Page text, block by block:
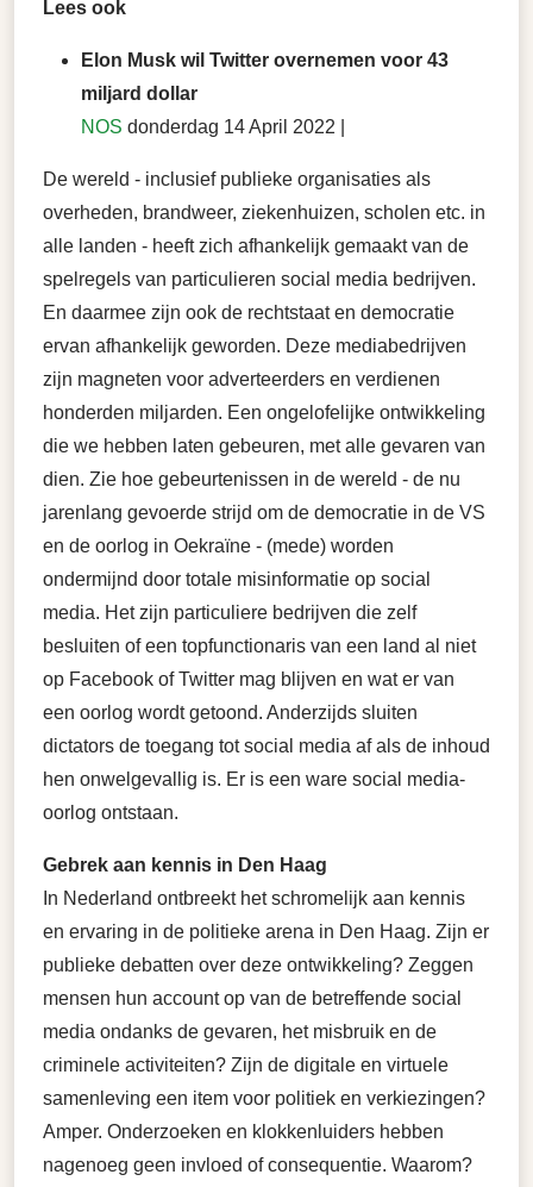
Lees ook
Elon Musk wil Twitter overnemen voor 43
miljard dollar
NOS donderdag 14 April 2022 |
De wereld - inclusief publieke organisaties als
overheden, brandweer, ziekenhuizen, scholen etc. in
alle landen - heeft zich afhankelijk gemaakt van de
spelregels van particulieren social media bedrijven.
En daarmee zijn ook de rechtstaat en democratie
ervan afhankelijk geworden. Deze mediabedrijven
zijn magneten voor adverteerders en verdienen
honderden miljarden. Een ongelofelijke ontwikkeling
die we hebben laten gebeuren, met alle gevaren van
dien. Zie hoe gebeurtenissen in de wereld - de nu
jarenlang gevoerde strijd om de democratie in de VS
en de oorlog in Oekraïne - (mede) worden
ondermijnd door totale misinformatie op social
media. Het zijn particuliere bedrijven die zelf
besluiten of een topfunctionaris van een land al niet
op Facebook of Twitter mag blijven en wat er van
een oorlog wordt getoond. Anderzijds sluiten
dictators de toegang tot social media af als de inhoud
hen onwelgevallig is. Er is een ware social media-
oorlog ontstaan.
Gebrek aan kennis in Den Haag
In Nederland ontbreekt het schromelijk aan kennis
en ervaring in de politieke arena in Den Haag. Zijn er
publieke debatten over deze ontwikkeling? Zeggen
mensen hun account op van de betreffende social
media ondanks de gevaren, het misbruik en de
criminele activiteiten? Zijn de digitale en virtuele
samenleving een item voor politiek en verkiezingen?
Amper. Onderzoeken en klokkenluiders hebben
nagenoeg geen invloed of consequentie. Waarom?